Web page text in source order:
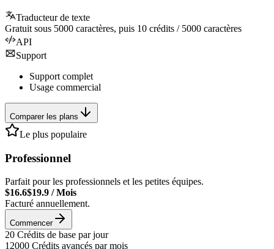
Traducteur de texte
Gratuit sous 5000 caractères, puis 10 crédits / 5000 caractères
API
Support
Support complet
Usage commercial
Comparer les plans
Le plus populaire
Professionnel
Parfait pour les professionnels et les petites équipes.
$16.6$19.9 /Mois
Facturé annuellement.
Commencer
20 Crédits de base par jour
12000 Crédits avancés par mois